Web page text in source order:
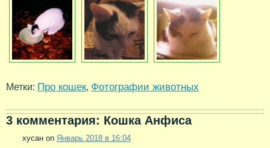
Метки: Про кошек, Фотографии животных
3 комментария: Кошка Анфиса
хусан on Январь 2018 в 16:04